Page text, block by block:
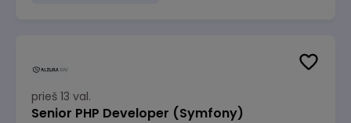
prieš 13 val.
Senior PHP Developer (Symfony)